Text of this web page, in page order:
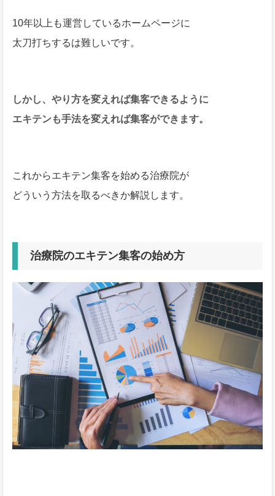
10年以上も運営しているホームページに
太刀打ちするは難しいです。
しかし、やり方を変えれば集客できるように
エキテンも手法を変えれば集客ができます。
これからエキテン集客を始める治療院が
どういう方法を取るべきか解説します。
治療院のエキテン集客の始め方